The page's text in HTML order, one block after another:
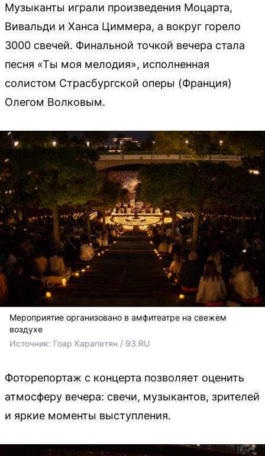
Музыканты играли произведения Моцарта,
Вивальди и Ханса Циммера, а вокруг горело
3000 свечей. Финальной точкой вечера стала
песня «Ты моя мелодия», исполненная
солистом Страсбургской оперы (Франция)
Олегом Волковым.
Мероприятие организовано в амфитеатре на свежем
воздухе
Источник: Гоар Карапетян / 93.RU
Фоторепортаж с концерта позволяет оценить
атмосферу вечера: свечи, музыкантов, зрителей
и яркие моменты выступления.